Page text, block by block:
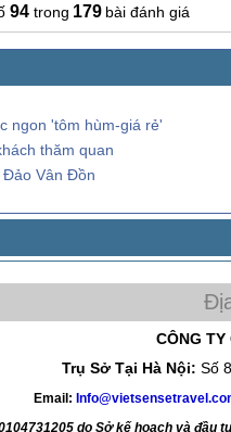
94 179 bài đánh giá
ngon 'tôm hùm-giá rẻ'
thăm quan
Đảo Vân Đồn
CÔNG TY
Trụ Sở Tại Hà Nội: Số
Email:
do Sở kế hoạch và đầu